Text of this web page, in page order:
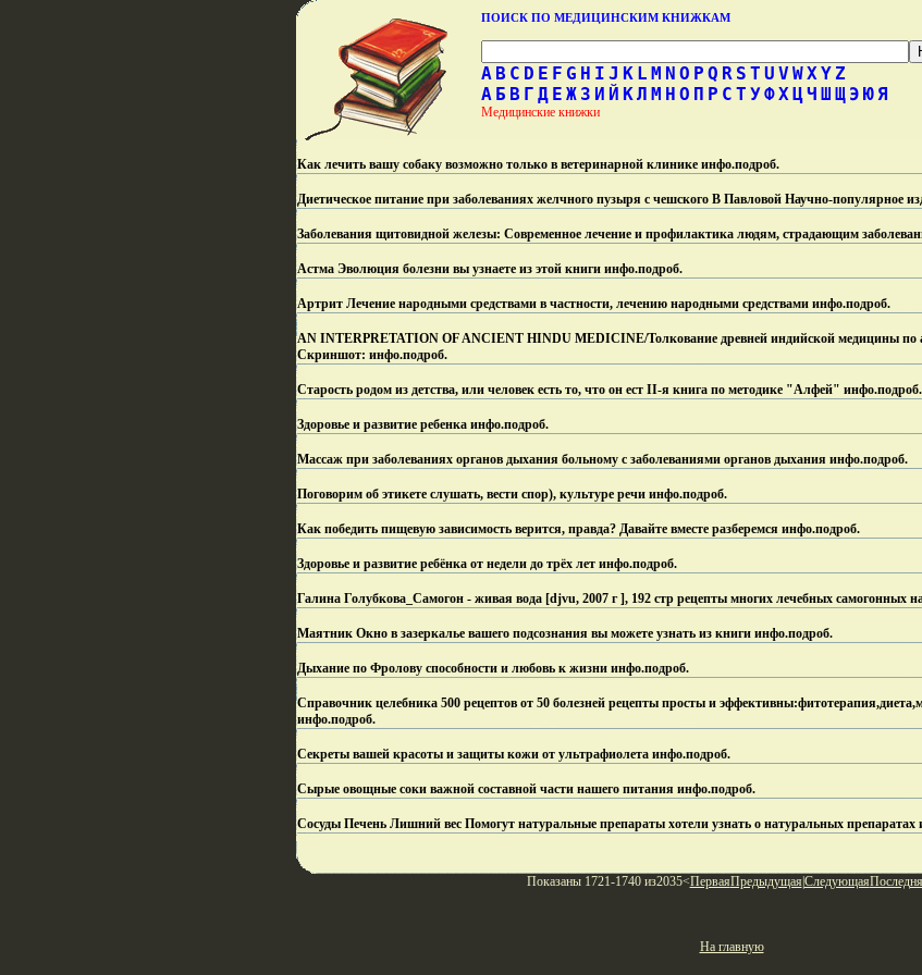
ПОИСК ПО МЕДИЦИНСКИМ КНИЖКАМ
A B C D E F G H I J K L M N O P Q R S T U V WXY Z
А Б В Г Д Е Ж З И Й КЛ М Н О П Р С Т УФХЦЧ Ш Щ Э ЮЯ
Медицинские книжки
Как лечить вашу собаку возможно только в ветеринарной клинике инфо.подроб.
Диетическое питание при заболеваниях желчного пузыря с чешского В Павловой Научно-популярное
Заболевания щитовидной железы: Современное лечение и профилактика людям, страдающим
Астма Эволюция болезни вы узнаете из этой книги инфо.подроб.
Артрит Лечение народными средствами в частности, лечению народными средствами инфо.подроб.
AN INTERPRETATION OF ANCIENT HINDU MEDICINE/Толкование древней индийской медицины по
Скриншот: инфо.подроб.
Старость родом из детства, или человек есть то, что он ест II-я книга по методике "Алфей" инфо.подроб.
Здоровье и развитие ребенка инфо.подроб.
Массаж при заболеваниях органов дыхания больному с заболеваниями органов дыхания инфо.подроб.
Поговорим об этикете слушать, вести спор), культуре речи инфо.подроб.
Как победить пищевую зависимость верится, правда? Давайте вместе разберемся инфо.подроб.
Здоровье и развитие ребёнка от недели до трёх лет инфо.подроб.
Галина Голубкова_Самогон - живая вода [djvu, 2007 г ], 192 стр рецепты многих лечебных самогонных
Маятник Окно в зазеркалье вашего подсознания вы можете узнать из книги инфо.подроб.
Дыхание по Фролову способности и любовь к жизни инфо.подроб.
Справочник целебника 500 рецептов от 50 болезней рецепты просты и
инфо.подроб.
Секреты вашей красоты и защиты кожи от ультрафиолета инфо.подроб.
Сырые овощные соки важной составной части нашего питания инфо.подроб.
Сосуды Печень Лишний вес Помогут натуральные препараты хотели узнать о натуральных препаратах
Показаны 1721-1740 из2035<ПерваяПредыдущая Следующая
На главную